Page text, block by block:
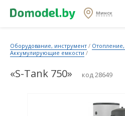
Минск
Оборудование, инструмент /
Аккумулирующие емкости /
«S-Tank 750» код 28649